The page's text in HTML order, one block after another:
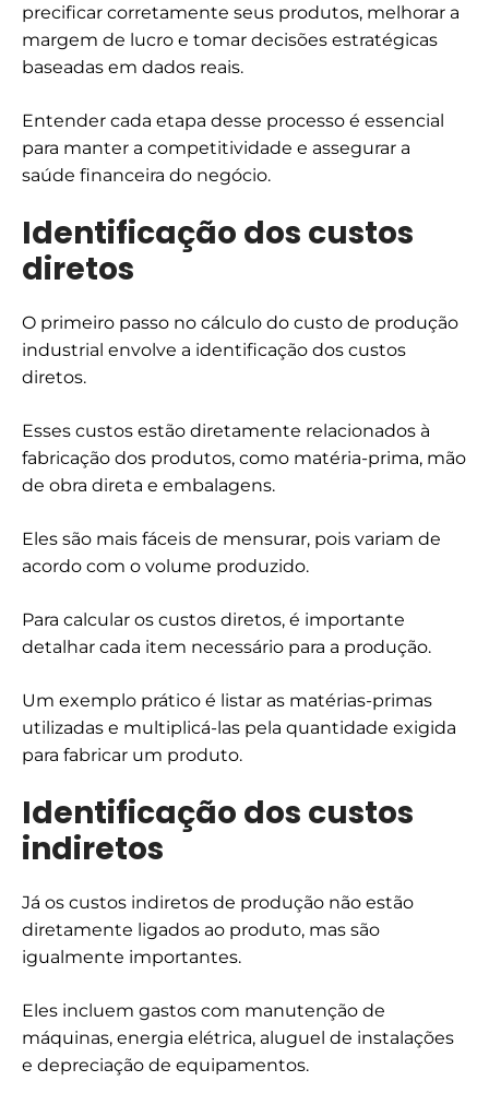
precificar corretamente seus produtos, melhorar a
margem de lucro e tomar decisões estratégicas
baseadas em dados reais.
Entender cada etapa desse processo é essencial
para manter a competitividade e assegurar a
saúde financeira do negócio.
Identificação dos custos
diretos
O primeiro passo no cálculo do custo de produção
industrial envolve a identificação dos custos
diretos.
Esses custos estão diretamente relacionados à
fabricação dos produtos, como matéria-prima, mão
de obra direta e embalagens.
Eles são mais fáceis de mensurar, pois variam de
acordo com o volume produzido.
Para calcular os custos diretos, é importante
detalhar cada item necessário para a produção.
Um exemplo prático é listar as matérias-primas
utilizadas e multiplicá-las pela quantidade exigida
para fabricar um produto.
Identificação dos custos
indiretos
Já os custos indiretos de produção não estão
diretamente ligados ao produto, mas são
igualmente importantes.
Eles incluem gastos com manutenção de
máquinas, energia elétrica, aluguel de instalações
e depreciação de equipamentos.